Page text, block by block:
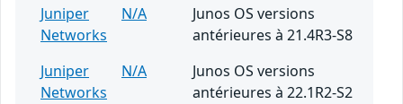
Juniper
Networks
N/A
Junos OS versions
antérieures à 21.4R3-S8
Juniper
Networks
N/A
Junos OS versions
antérieures à 22.1R2-S2